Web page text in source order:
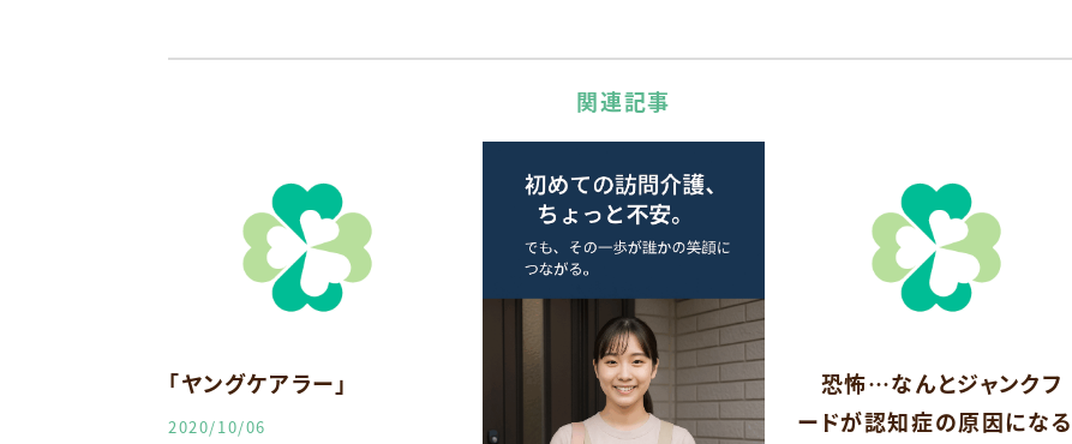
関連記事
「ヤングケアラー」
2020/10/06
恐怖…なんとジャンクフ
ードが認知症の原因になる